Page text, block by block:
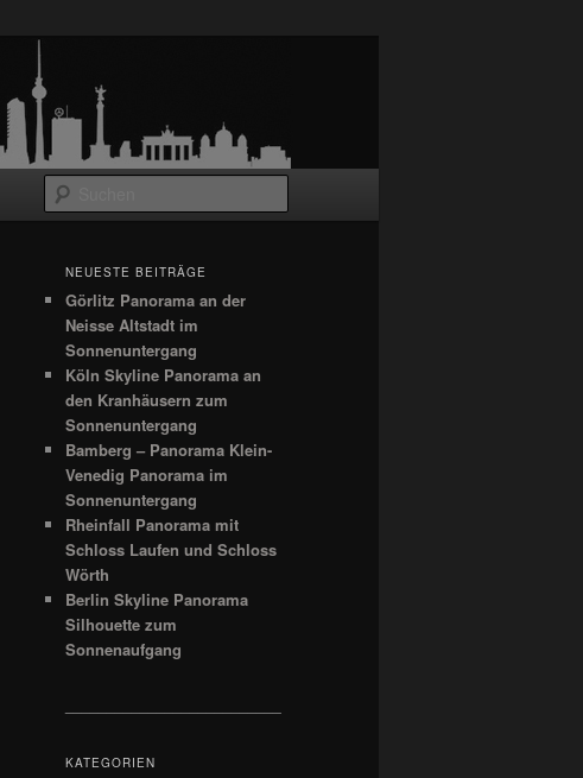
NEUESTE BEITRÄGE
Görlitz Panorama an der
Neisse Altstadt im
Sonnenuntergang
Köln Skyline Panorama an
den Kranhäusern zum
Sonnenuntergang
Bamberg – Panorama Klein-
Venedig Panorama im
Sonnenuntergang
Rheinfall Panorama mit
Schloss Laufen und Schloss
Wörth
Berlin Skyline Panorama
Silhouette zum
Sonnenaufgang
KATEGORIEN